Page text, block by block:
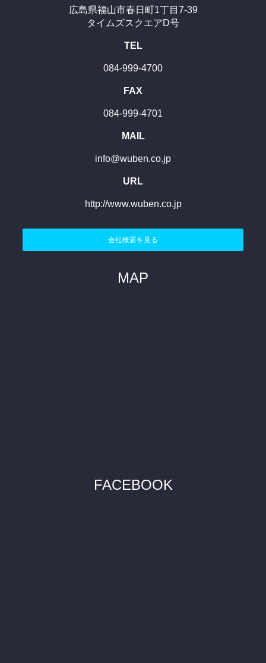
広島県福山市春日町1丁目7-39
タイムズスクエアD号
TEL
084-999-4700
FAX
084-999-4701
MAIL
info@wuben.co.jp
URL
http://www.wuben.co.jp
会社概要を見る
MAP
FACEBOOK